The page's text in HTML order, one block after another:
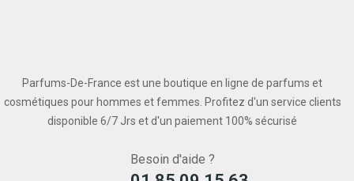
Parfums-De-France est une boutique en ligne de parfums et
cosmétiques pour hommes et femmes. Profitez d'un service clients
disponible 6/7 Jrs et d'un paiement 100% sécurisé
Besoin d'aide ?